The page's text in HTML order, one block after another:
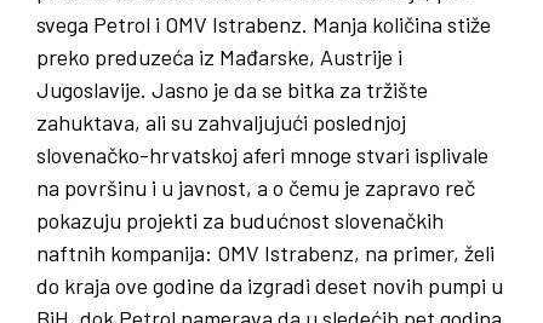
svega Petrol i OMV Istrabenz. Manja količina stiže
preko preduzeća iz Mađarske, Austrije i
Jugoslavije. Jasno je da se bitka za tržište
zahuktava, ali su zahvaljujući poslednjoj
slovenačko-hrvatskoj aferi mnoge stvari isplivale
na površinu i u javnost, a o čemu je zapravo reč
pokazuju projekti za budućnost slovenačkih
naftnih kompanija: OMV Istrabenz, na primer, želi
do kraja ove godine da izgradi deset novih pumpi u